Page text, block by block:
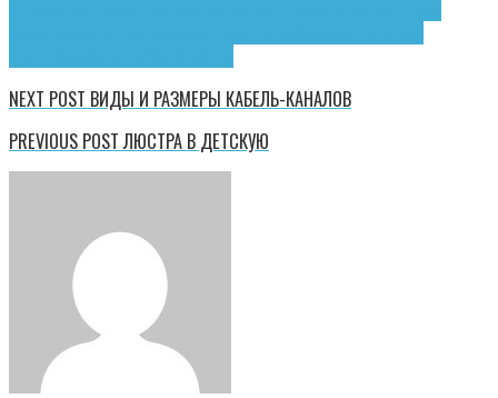
NEXT POST ВИДЫ И РАЗМЕРЫ КАБЕЛЬ-КАНАЛОВ
PREVIOUS POSTЛЮСТРА В ДЕТСКУЮ